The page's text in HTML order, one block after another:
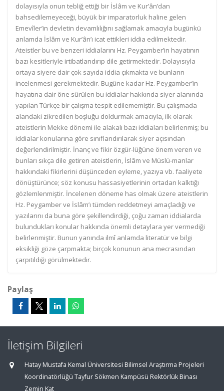
dolayısıyla onun tebliğ ettiği bir İslâm ve Kur’ân’dan
bahsedilemeyeceği, büyük bir imparatorluk haline gelen
Emevîler’in devletin devamlılığını sağlamak amacıyla bugünkü
anlamda İslâm ve Kur’ân’ı icat ettikleri iddia edilmektedir.
Ateistler bu ve benzeri iddialarını Hz. Peygamber’in hayatının
bazı kesitleriyle irtibatlandırıp dile getirmektedir. Dolayısıyla
ortaya siyere dair çok sayıda iddia çıkmakta ve bunların
incelenmesi gerekmektedir. Bugüne kadar Hz. Peygamber’in
hayatına dair öne sürülen bu iddialar hakkında siyer alanında
yapılan Türkçe bir çalışma tespit edilememiştir. Bu çalışmada
alandaki zikredilen boşluğu doldurmak amacıyla, ilk olarak
ateistlerin Mekke dönemi ile alakalı bazı iddiaları belirlenmiş; bu
iddialar konularına göre sınıflandırılarak siyer açısından
değerlendirilmiştir. İnanç ve fikir özgür-lüğüne önem veren ve
bunları sıkça dile getiren ateistlerin, İslâm ve Müslü-manlar
hakkındaki fikirlerini düşünceden eyleme, yazıya vb. faaliyete
dönüştürünce; söz konusu hassasiyetlerinin ortadan kalktığı
gözlemlenmiştir. İncelenen döneme has olmak üzere ateistlerin
Hz. Peygamber ve İslâm’ı tümden reddetmeyi amaçladığı ve
yazılarını da buna göre şekillendirdiği, çoğu zaman iddialarda
bulundukları konular hakkında önemli detaylara yer vermediği
belirlenmiştir. Bunun yanında ilmî anlamda literatür ve bilgi
eksikliği göze çarpmakta; birçok konunun ana mecrasından
çarpıtıldığı görülmektedir.
Paylaş
İletişim Bilgileri
Hatay Mustafa Kemal Üniversitesi Bilimsel Araştırma Projeleri
Koordinatörlüğü Tayfur Sökmen Kampüsü Rektörlük Binası
Zemin Kat